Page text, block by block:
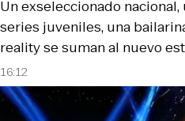
16:12
Un exseleccionado
series juveniles, una
reality se suman al nuevo